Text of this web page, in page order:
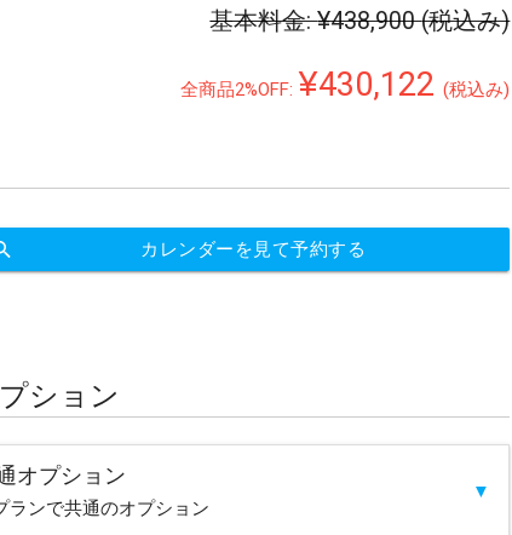
基本料金:¥438,900(税込み)
全商品2%OFF: ¥430,122(税込み)
カレンダーを見て予約する
ション
▼
オプション
ランで共通のオプション